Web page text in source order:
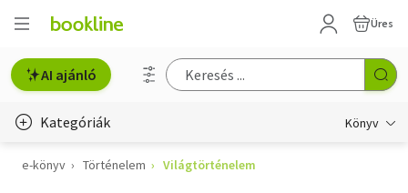
Üres
AI ajánló
Kategóriák Könyv
Életmód, egészség
e-könyv Történelem Világtörténelem